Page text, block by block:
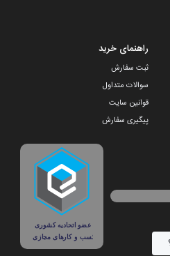
راهنمای خرید
ثبت سفارش
سوالات متداول
قوانین سایت
پیگیری سفارش